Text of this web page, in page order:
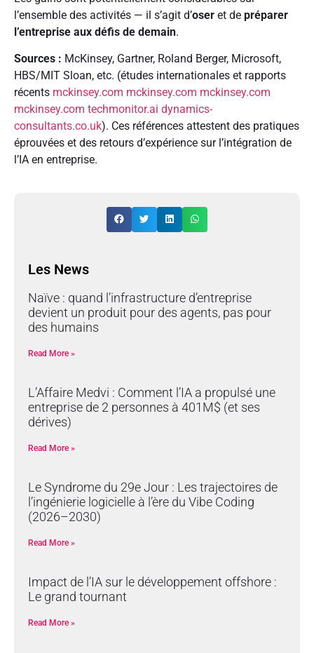
l’ensemble des activités — il s’agit d’oser et de préparer
l’entreprise aux défis de demain.
Sources : McKinsey, Gartner, Roland Berger, Microsoft,
HBS/MIT Sloan, etc. (études internationales et rapports
récents mckinsey.com mckinsey.com mckinsey.com
mckinsey.com techmonitor.ai dynamics-
consultants.co.uk). Ces références attestent des pratiques
éprouvées et des retours d’expérience sur l’intégration de
l’IA en entreprise.
Les News
Naïve : quand l’infrastructure d’entreprise
devient un produit pour des agents, pas pour
des humains
Read More »
L’Affaire Medvi : Comment l’IA a propulsé une
entreprise de 2 personnes à 401M$ (et ses
dérives)
Read More »
Le Syndrome du 29e Jour : Les trajectoires de
l’ingénierie logicielle à l’ère du Vibe Coding
(2026–2030)
Read More »
Impact de l’IA sur le développement offshore :
Le grand tournant
Read More »